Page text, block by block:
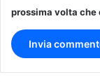
prossima volta che